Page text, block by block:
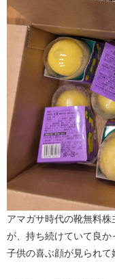
アマガサ時代の靴無料
が、持ち続けていて良か
子供の喜ぶ顔が見られて